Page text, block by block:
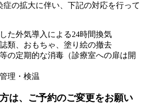
の拡大に伴い、下記の対応を行って
た外気導入による24時間換気
類、おもちゃ、塗り絵の撤去
の定期的な消毒（診療室への扉は開
理・検温
は、ご予約のご変更をお願い